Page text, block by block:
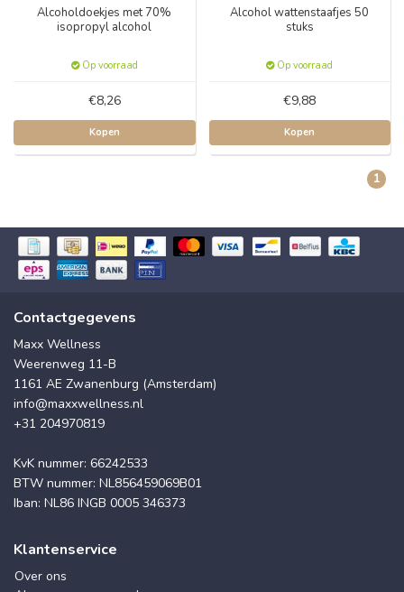
Alcoholdoekjes met 70%
isopropyl alcohol
Op voorraad
€8,26
Kopen
Alcohol wattenstaafjes 50
stuks
Op voorraad
€9,88
Kopen
1
Contactgegevens
Maxx Wellness
Weerenweg 11-B
1161 AE Zwanenburg (Amsterdam)
info@maxxwellness.nl
+31 204970819
KvK nummer: 66242533
BTW nummer: NL856459069B01
Iban: NL86 INGB 0005 346373
Klantenservice
Over ons